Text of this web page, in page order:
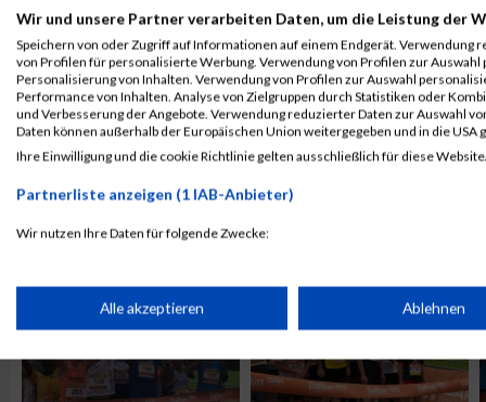
ALBUM B2RUN KÖLN / 05.09.2019
Wir und unsere Partner verarbeiten Daten, um die Leistung der
Speichern von oder Zugriff auf Informationen auf einem Endgerät. Verwendung
von Profilen für personalisierte Werbung. Verwendung von Profilen zur
Personalisierung von Inhalten. Verwendung von Profilen zur Auswahl
Performance von Inhalten. Analyse von Zielgruppen durch Statistiken oder
und Verbesserung der Angebote. Verwendung reduzierter Daten zur Auswahl
Daten können außerhalb der Europäischen Union weitergegeben und in die USA
Ihre Einwilligung und die cookie Richtlinie gelten ausschließlich für diese
Partnerliste anzeigen (1 IAB-Anbieter)
Wir nutzen Ihre Daten für folgende Zwecke:
Speichern von oder Zugriff auf Informationen auf einem
Verwendung reduzierter Daten zur Auswahl von Werbeanzeigen
Alle akzeptieren Ablehnen